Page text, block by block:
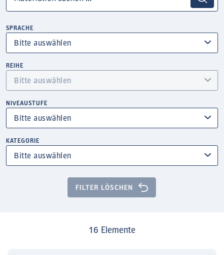
SPRACHE
REIHE
NIVEAUSTUFE
KATEGORIE
FILTER LÖSCHEN
16 Elemente